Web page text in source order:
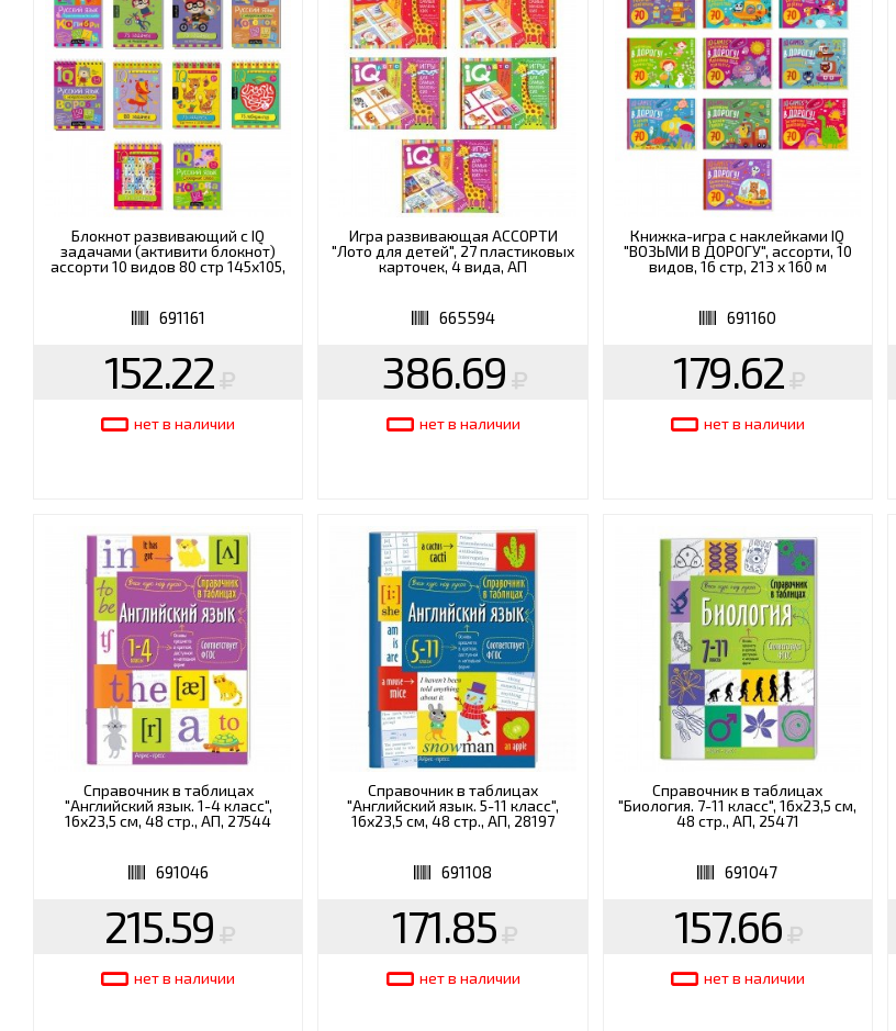
ХОББИ И ТВОРЧЕСТВО ХОЗТОВАРЫ ХУДОЖНИКАМ
ЭЛЕКТРОНИКА
ЭЛЕКТРОТОВАРЫ И ОСВЕЩЕНИЕ
Блокнот развивающий с IQ
задачами (активити блокнот)
ассорти 10 видов 80 стр 145х105,
691161
152.22
нет в наличии
Игра развивающая АССОРТИ
"Лото для детей", 27 пластиковых
карточек, 4 вида, АП
665594
386.69
нет в наличии
Книжка-игра с наклейками IQ
"ВОЗЬМИ В ДОРОГУ", ассорти, 10
видов, 16 стр, 213 х 160 м
691160
179.62
нет в наличии
Справочник в таблицах
"Английский язык. 1-4 класс",
16х23,5 см, 48 стр., АП, 27544
691046
215.59
нет в наличии
Справочник в таблицах
"Английский язык. 5-11 класс",
16х23,5 см, 48 стр., АП, 28197
691108
171.85
нет в наличии
Справочник в таблицах
"Биология. 7-11 класс", 16х23,5 см,
48 стр., АП, 25471
691047
157.66
нет в наличии